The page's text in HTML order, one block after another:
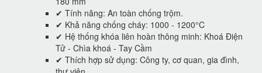
✔ Tính năng: An toàn chống trộm.
✔ Khả năng chống cháy: 1000 - 1200°C
✔ Hệ thống khóa liên hoàn thông minh: Khoá Điện
Tử - Chìa khoá - Tay Cầm
✔ Thích hợp sử dụng: Công ty, cơ quan, gia đình,